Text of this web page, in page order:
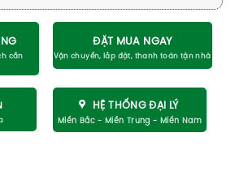
ĐẶT MUA NGAY
HỆ THỐNG ĐẠI LÝ